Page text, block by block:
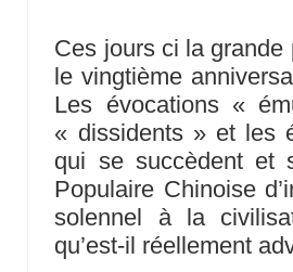
Ces jours ci la grande
le vingtième
Les évocations «
« dissidents » et les
qui se succèdent et
Populaire Chinoise
solennel à la
qu’est-il réellement